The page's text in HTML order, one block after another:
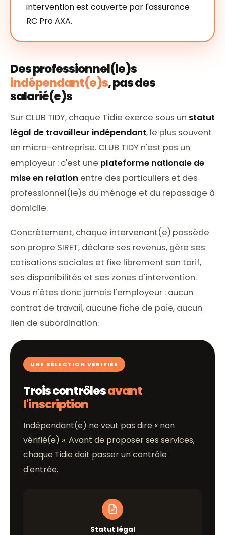
intervention est couverte par l'assurance
RC Pro AXA.
Des professionnel(le)s
indépendant(e)s, pas des
salarié(e)s
Sur CLUB TIDY, chaque Tidie exerce sous un statut
légal de travailleur indépendant, le plus souvent
en micro-entreprise. CLUB TIDY n'est pas un
employeur : c'est une plateforme nationale de
mise en relation entre des particuliers et des
professionnel(le)s du ménage et du repassage à
domicile.
Concrètement, chaque intervenant(e) possède
son propre SIRET, déclare ses revenus, gère ses
cotisations sociales et fixe librement son tarif,
ses disponibilités et ses zones d'intervention.
Vous n'êtes donc jamais l'employeur : aucun
contrat de travail, aucune fiche de paie, aucun
lien de subordination.
UNE SÉLECTION VÉRIFIÉE
Trois contrôlesavant
l'inscription
Indépendant(e) ne veut pas dire « non
vérifié(e) ». Avant de proposer ses services,
chaque Tidie doit passer un contrôle
d'entrée.
Statut légal